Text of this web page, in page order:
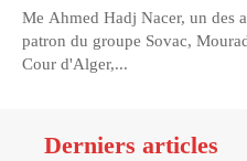
Me Ahmed Hadj Nacer, un des
patron du groupe Sovac,
Cour d'Alger,...
Derniers articles